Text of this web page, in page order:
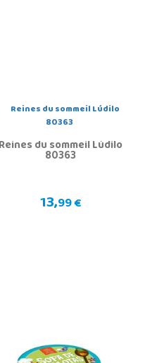
Reines du sommeil Lúdilo
80363
13,99 €